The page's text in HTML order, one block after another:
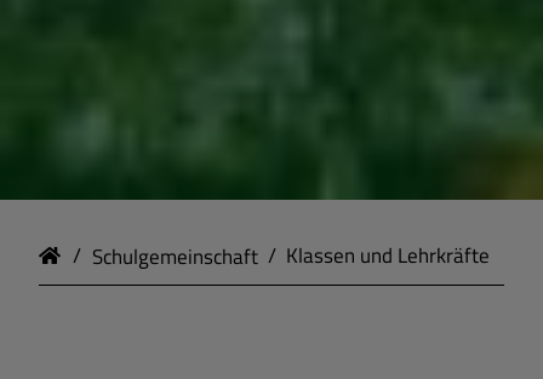
Schulgemeinschaft Klassen und Lehrkräfte